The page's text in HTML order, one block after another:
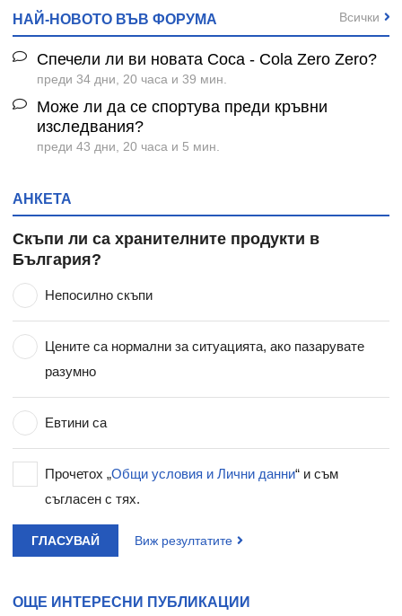
НАЙ-НОВОТО ВЪВ ФОРУМА
Спечели ли ви новата Coca - Cola Zero Zero?
преди 34 дни, 20 часа и 39 мин.
Може ли да се спортува преди кръвни
изследвания?
преди 43 дни, 20 часа и 5 мин.
Всички
АНКЕТА
Скъпи ли са хранителните продукти в
България?
Непосилно скъпи
Цените са нормални за ситуацията, ако пазарувате
разумно
Евтини са
Прочетох „Общи условия и Лични данни“ и съм
съгласен с тях.
ГЛАСУВАЙ Виж резултатите
ОЩЕ ИНТЕРЕСНИ ПУБЛИКАЦИИ